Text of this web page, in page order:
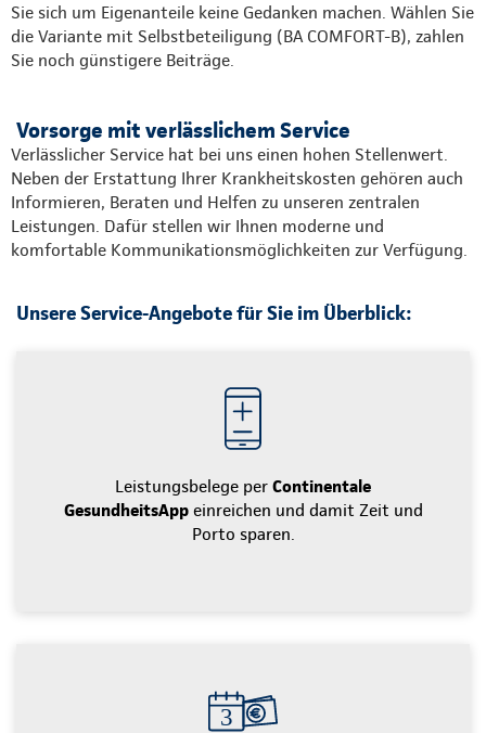
Sie sich um Eigenanteile keine Gedanken machen. Wählen Sie
die Variante mit Selbstbeteiligung (BA COMFORT-B), zahlen
Sie noch günstigere Beiträge.
Vorsorge mit verlässlichem Service
Verlässlicher Service hat bei uns einen hohen Stellenwert.
Neben der Erstattung Ihrer Krankheitskosten gehören auch
Informieren, Beraten und Helfen zu unseren zentralen
Leistungen. Dafür stellen wir Ihnen moderne und
komfortable Kommunikationsmöglichkeiten zur Verfügung.
Unsere Service-Angebote für Sie im Überblick:
Leistungsbelege per Continentale
GesundheitsAppeinreichen und damit Zeit und
Porto sparen.